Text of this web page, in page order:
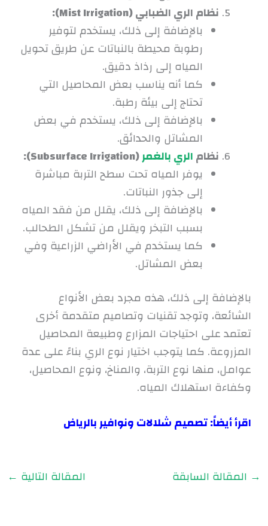
نظام الري الضبابي (Mist Irrigation):
بالإضافة إلى ذلك، يستخدم لتوفير
رطوبة محيطة بالنباتات عن طريق تحويل
المياه إلى رذاذ دقيق.
كما أنه يناسب بعض المحاصيل التي
تحتاج إلى بيئة رطبة.
بالإضافة إلى ذلك، يستخدم في بعض
المشاتل والحدائق.
نظامالري بالغمر(Subsurface Irrigation):
يوفر المياه تحت سطح التربة مباشرة
إلى جذور النباتات.
بالإضافة إلى ذلك، يقلل من فقد المياه
بسبب التبخر ويقلل من تشكل الطحالب.
كما يستخدم في الأراضي الزراعية وفي
بعض المشاتل.
بالإضافة إلى ذلك، هذه مجرد بعض الأنواع
الشائعة، وتوجد تقنيات وتصاميم متقدمة أخرى
تعتمد على احتياجات المزارع وطبيعة المحاصيل
المزروعة. كما يتوجب اختيار نوع الري بناءً على عدة
عوامل، منها نوع التربة، والمناخ، ونوع المحاصيل،
وكفاءة استهلاك المياه.
اقرأ أيضاً:تصميم شلالات ونوافير بالرياض
→ المقالة السابقة المقالة التالية ←